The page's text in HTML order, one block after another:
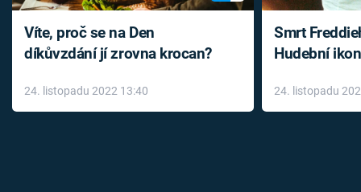
Víte, proč se na Den
díkůvzdání jí zrovna krocan?
24. listopadu 2022 13:40
Smrt
Hudební
léky
24. listopadu